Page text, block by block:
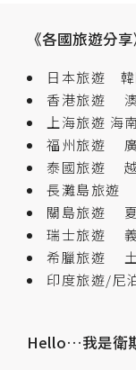
《各國旅遊分享
日本旅遊
香港旅遊
上海旅遊 海
福州旅遊
泰國旅遊
長灘島旅遊
關島旅遊
瑞士旅遊
希臘旅遊
印度旅遊/尼
Hello…我是衛